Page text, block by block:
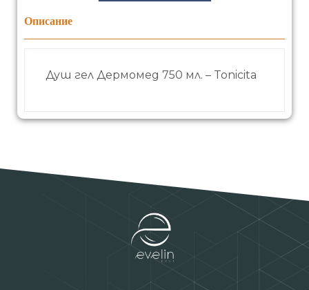
Описание
Душ гел Дермомед 750 мл. – Tonicita